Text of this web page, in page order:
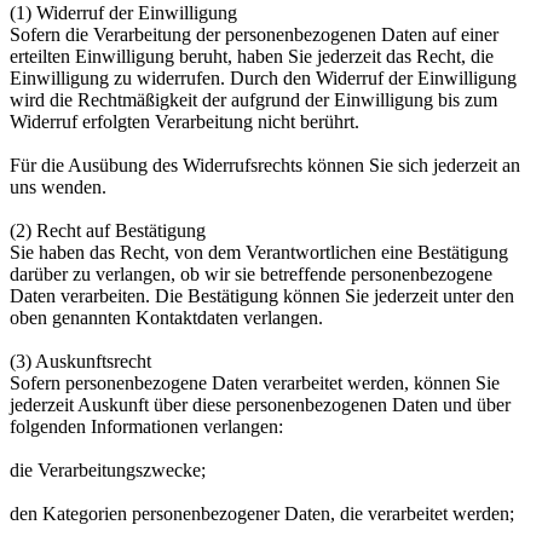
(1) Widerruf der Einwilligung
Sofern die Verarbeitung der personenbezogenen Daten auf einer
erteilten Einwilligung beruht, haben Sie jederzeit das Recht, die
Einwilligung zu widerrufen. Durch den Widerruf der Einwilligung
wird die Rechtmäßigkeit der aufgrund der Einwilligung bis zum
Widerruf erfolgten Verarbeitung nicht berührt.
Für die Ausübung des Widerrufsrechts können Sie sich jederzeit an
uns wenden.
(2) Recht auf Bestätigung
Sie haben das Recht, von dem Verantwortlichen eine Bestätigung
darüber zu verlangen, ob wir sie betreffende personenbezogene
Daten verarbeiten. Die Bestätigung können Sie jederzeit unter den
oben genannten Kontaktdaten verlangen.
(3) Auskunftsrecht
Sofern personenbezogene Daten verarbeitet werden, können Sie
jederzeit Auskunft über diese personenbezogenen Daten und über
folgenden Informationen verlangen:
die Verarbeitungszwecke;
den Kategorien personenbezogener Daten, die verarbeitet werden;